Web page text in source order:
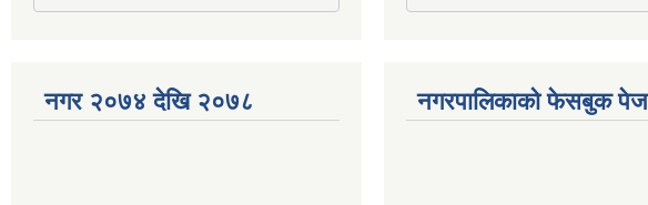
नगर २०७४ देखि २०७८ नगरपालिकाको फेसबुक पेज